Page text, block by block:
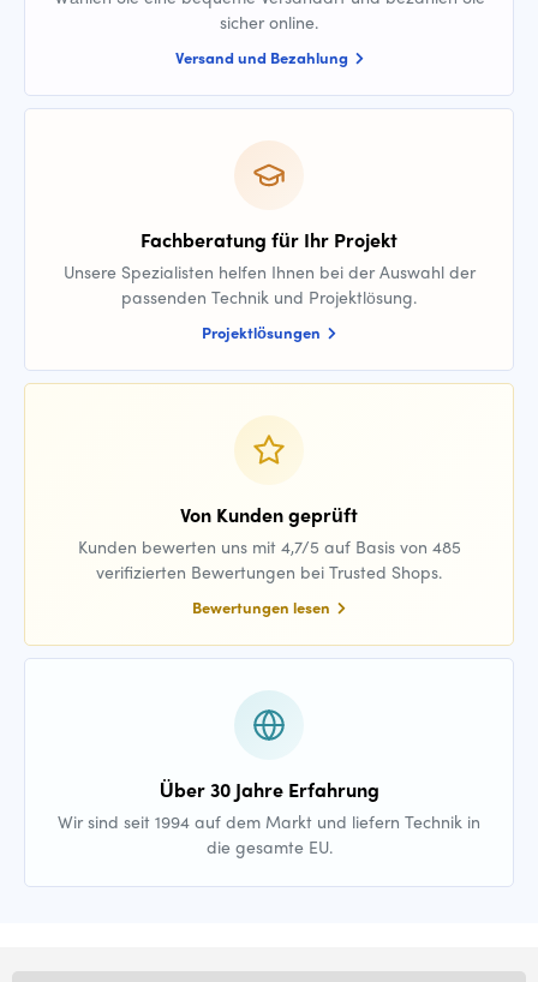
sicher online.
Versand und Bezahlung
Fachberatung für Ihr Projekt
Unsere Spezialisten helfen Ihnen bei der Auswahl der
passenden Technik und Projektlösung.
Projektlösungen
Von Kunden geprüft
Kunden bewerten uns mit 4,7/5 auf Basis von 485
verifizierten Bewertungen bei Trusted Shops.
Bewertungen lesen
Über 30 Jahre Erfahrung
Wir sind seit 1994 auf dem Markt und liefern Technik in
die gesamte EU.